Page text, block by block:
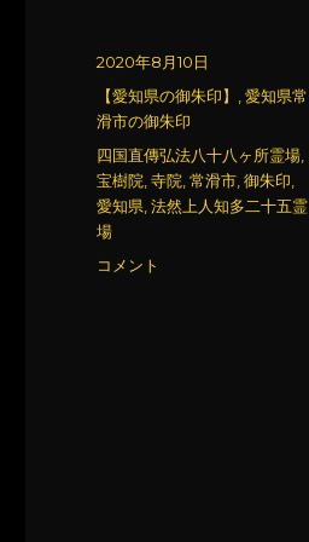
投
稿
日:
2020年8月10日
カ
テ
ゴ
リ
ー
【愛知県の御朱印】 ,愛知県常
滑市の御朱印
タ
グ
四国直傳弘法八十八ヶ所霊場
宝樹院 ,寺院 ,常滑市 ,御朱印
愛知県 ,法然上人知多二十五霊
場
宝
コメント